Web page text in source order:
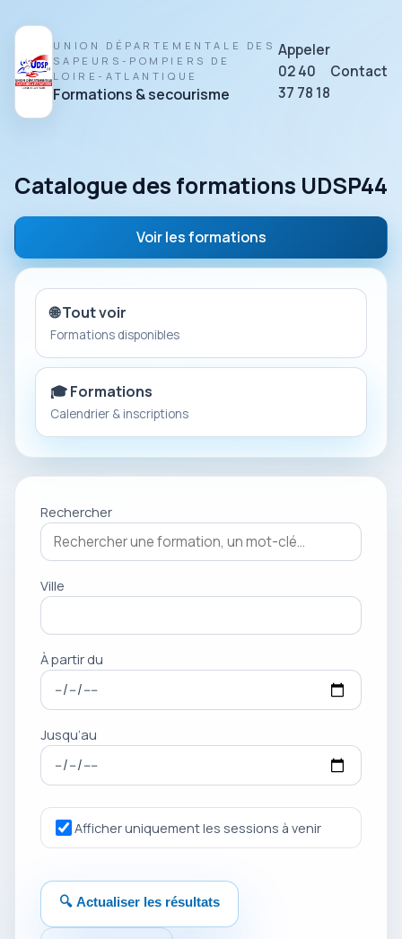
UNION DÉPARTEMENTALE DES
SAPEURS-POMPIERS DE
LOIRE-ATLANTIQUE
Formations & secourisme
Appeler
02 40
37 78 18
Contact
Catalogue des formations UDSP44
Voir les formations
🌐 Tout voir
Formations disponibles
🎓 Formations
Calendrier & inscriptions
Rechercher
Ville
À partir du
Jusqu’au
Afficher uniquement les sessions à venir
🔍 Actualiser les résultats